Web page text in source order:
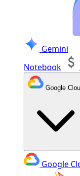
Gemini
Notebook
Google
Google